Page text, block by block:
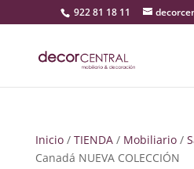
922 81 18 11
Inicio/ TIENDA/ Mobiliario/
Canadá NUEVA COLECCIÓN